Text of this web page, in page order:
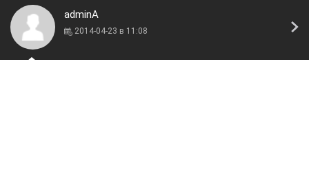
adminA
2014-04-23 в 11:08